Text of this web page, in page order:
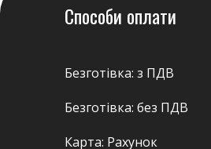
Способи оплати
Безготівка: з ПДВ
Безготівка: без ПДВ
Карта: Рахунок